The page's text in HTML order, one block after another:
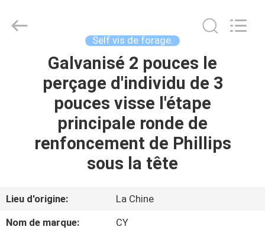
MAISON
PRODUITS
NOUS
Chaoyi
Fastener.
Self vis de forage.
Galvanisé 2 pouces le
perçage d'individu de 3
pouces visse l'étape
principale ronde de
renfoncement de Phillips
sous la tête
Lieu d'origine:
La Chine
Nom de marque:
CY